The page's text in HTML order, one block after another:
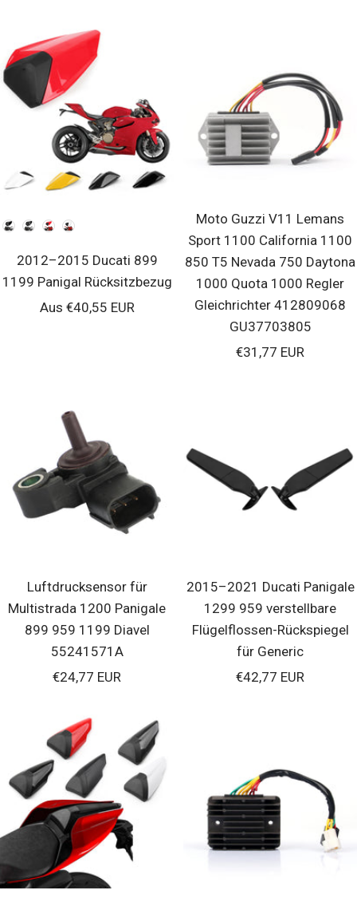
Farben
2012–2015 Ducati 899
1199 Panigal Rücksitzbezug
Verkaufspreis
Aus €40,55 EUR
Moto Guzzi V11 Lemans
Sport 1100 California 1100
850 T5 Nevada 750 Daytona
1000 Quota 1000 Regler
Gleichrichter 412809068
GU37703805
Verkaufspreis
€31,77 EUR
Luftdrucksensor für
Multistrada 1200 Panigale
899 959 1199 Diavel
55241571A
Verkaufspreis
€24,77 EUR
2015–2021 Ducati Panigale
1299 959 verstellbare
Flügelflossen-Rückspiegel
für Generic
Verkaufspreis
€42,77 EUR